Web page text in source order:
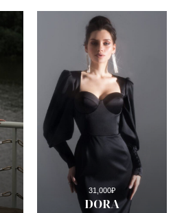
DORA
31,000₽